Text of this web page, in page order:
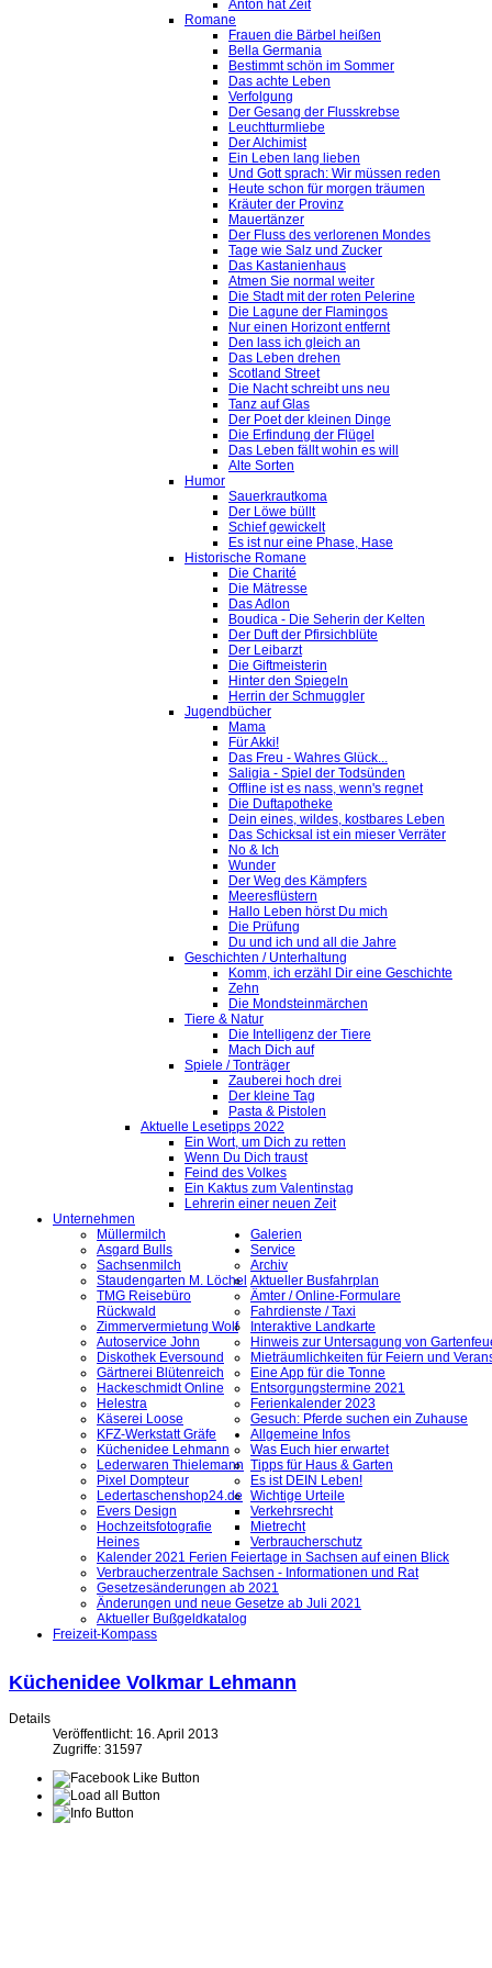
Anton hat Zeit
Romane
Frauen die Bärbel heißen
Bella Germania
Bestimmt schön im Sommer
Das achte Leben
Verfolgung
Der Gesang der Flusskrebse
Leuchtturmliebe
Der Alchimist
Ein Leben lang lieben
Und Gott sprach: Wir müssen reden
Heute schon für morgen träumen
Kräuter der Provinz
Mauertänzer
Der Fluss des verlorenen Mondes
Tage wie Salz und Zucker
Das Kastanienhaus
Atmen Sie normal weiter
Die Stadt mit der roten Pelerine
Die Lagune der Flamingos
Nur einen Horizont entfernt
Den lass ich gleich an
Das Leben drehen
Scotland Street
Die Nacht schreibt uns neu
Tanz auf Glas
Der Poet der kleinen Dinge
Die Erfindung der Flügel
Das Leben fällt wohin es will
Alte Sorten
Humor
Sauerkrautkoma
Der Löwe büllt
Schief gewickelt
Es ist nur eine Phase, Hase
Historische Romane
Die Charité
Die Mätresse
Das Adlon
Boudica - Die Seherin der Kelten
Der Duft der Pfirsichblüte
Der Leibarzt
Die Giftmeisterin
Hinter den Spiegeln
Herrin der Schmuggler
Jugendbücher
Mama
Für Akki!
Das Freu - Wahres Glück...
Saligia - Spiel der Todsünden
Offline ist es nass, wenn's regnet
Die Duftapotheke
Dein eines, wildes, kostbares Leben
Das Schicksal ist ein mieser Verräter
No & Ich
Wunder
Der Weg des Kämpfers
Meeresflüstern
Hallo Leben hörst Du mich
Die Prüfung
Du und ich und all die Jahre
Geschichten / Unterhaltung
Komm, ich erzähl Dir eine Geschichte
Zehn
Die Mondsteinmärchen
Tiere & Natur
Die Intelligenz der Tiere
Mach Dich auf
Spiele / Tonträger
Zauberei hoch drei
Der kleine Tag
Pasta & Pistolen
Aktuelle Lesetipps 2022
Ein Wort, um Dich zu retten
Wenn Du Dich traust
Feind des Volkes
Ein Kaktus zum Valentinstag
Lehrerin einer neuen Zeit
Unternehmen
Müllermilch
Asgard Bulls
Sachsenmilch
Staudengarten M. Löchel
TMG Reisebüro
Rückwald
Zimmervermietung Wolf
Autoservice John
Diskothek Eversound
Gärtnerei Blütenreich
Hackeschmidt Online
Helestra
Käserei Loose
KFZ-Werkstatt Gräfe
Küchenidee Lehmann
Lederwaren Thielemann
Pixel Dompteur
Ledertaschenshop24.de
Evers Design
Hochzeitsfotografie
Heines
Galerien
Service
Archiv
Aktueller Busfahrplan
Ämter / Online-Formulare
Fahrdienste / Taxi
Interaktive Landkarte
Hinweis zur Untersagung von
Mieträumlichkeiten für Feiern und
Eine App für die Tonne
Entsorgungstermine 2021
Ferienkalender 2023
Gesuch: Pferde suchen ein Zuhause
Allgemeine Infos
Was Euch hier erwartet
Tipps für Haus & Garten
Es ist DEIN Leben!
Wichtige Urteile
Verkehrsrecht
Mietrecht
Verbraucherschutz
Kalender 2021 Ferien Feiertage in Sachsen auf einen Blick
Verbraucherzentrale Sachsen - Informationen und Rat
Gesetzesänderungen ab 2021
Änderungen und neue Gesetze ab Juli 2021
Aktueller Bußgeldkatalog
Freizeit-Kompass
Küchenidee Volkmar Lehmann
Details
Veröffentlicht: 16. April 2013
Zugriffe: 31597